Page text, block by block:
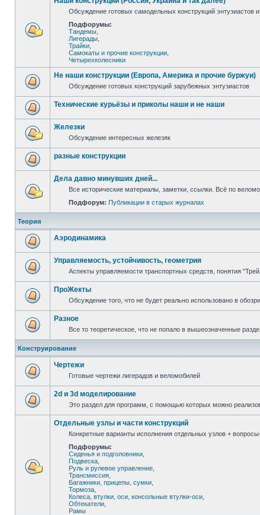
Обсуждение готовых самодельных конструкций энтузиастов
Подфорумы:
Тандемы
Лигерады
Трайки
Самокаты и прочие конструкции
Четырехколесники
Не наши конструкции (Европа, Америка и прочие буржуи)
Обсуждение готовых конструкций зарубежных энтузиастов
Технические курьёзы и приколы наши и не наши
Железки
Обсуждение интересных железяк
разные конструкции
Дела давно минувших дней...
Все исторические материалы, заметки, ссылки. Всё по
Подфорум: Публикации в старых журналах
Теория
Аэродинамика
Управляемость, устойчивость, геометрия
Аспекты управляемости транспортных средств, понятия
ПроЖекты
Обсуждение того, что не будет реально использовано в
Разное
Все то теоретическое, что не попало в вышеозначенные
Конструирование
Чертежи
Готовые чертежи лигерадов и веломобилей
2d и 3d моделирование
Это раздел для программ, с помощью которых можно
Отдельные узлы и части конструкций
Конкретные варианты исполнения отдельных узлов +
Подфорумы:
Сиденья и подголовники
Подвеска
Руль и рулевое управление
Трансмиссия
Багажники, прицепы, сумки
Тормоза
Колеса, втулки, оси, консольные втулки-оси
Обтекатели
Рамы